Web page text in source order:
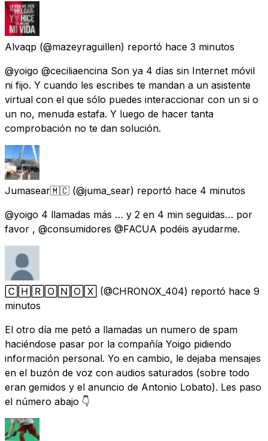
Alvaqp (@mazeyraguillen) reportó hace 3 minutos
@yoigo @ceciliaencina Son ya 4 días sin Internet móvil
ni fijo. Y cuando les escribes te mandan a un asistente
virtual con el que sólo puedes interaccionar con un si o
un no, menuda estafa. Y luego de hacer tanta
comprobación no te dan solución.
Jumasear🇲🇨 (@juma_sear) reportó hace 4 minutos
@yoigo 4 llamadas más … y 2 en 4 min seguidas… por
favor , @consumidores @FACUA podéis ayudarme.
🄲🄷🅁🄾🄽🄾🅇 (@CHRONOX_404) reportó hace 9
minutos
El otro día me petó a llamadas un numero de spam
haciéndose pasar por la compañía Yoigo pidiendo
información personal. Yo en cambio, le dejaba mensajes
en el buzón de voz con audios saturados (sobre todo
eran gemidos y el anuncio de Antonio Lobato). Les paso
el número abajo 👇